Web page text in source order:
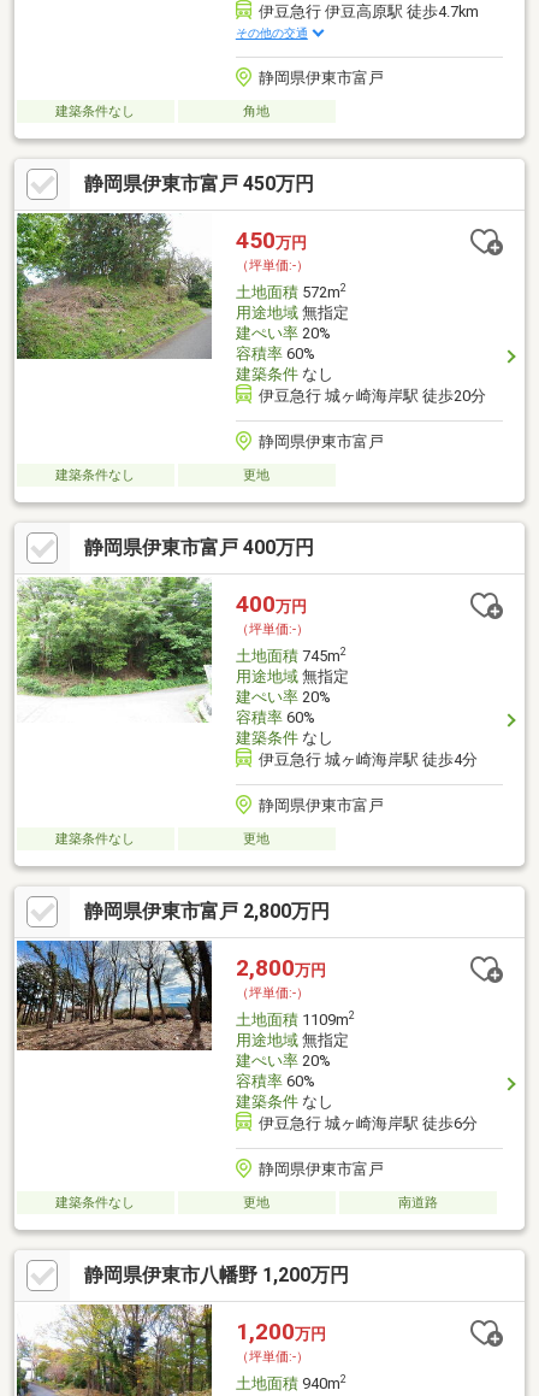
伊豆急行 伊豆高原駅 徒歩4.7km
その他の交通
静岡県伊東市富戸
建築条件なし 角地
静岡県伊東市富戸 450万円
450万円
（坪単価:-）
土地面積572m2
用途地域無指定
建ぺい率20%
容積率60%
建築条件なし
伊豆急行 城ヶ崎海岸駅 徒歩20分
静岡県伊東市富戸
建築条件なし 更地
静岡県伊東市富戸 400万円
400万円
（坪単価:-）
土地面積745m2
用途地域無指定
建ぺい率20%
容積率60%
建築条件なし
伊豆急行 城ヶ崎海岸駅 徒歩4分
静岡県伊東市富戸
建築条件なし 更地
静岡県伊東市富戸 2,800万円
2,800万円
（坪単価:-）
土地面積1109m2
用途地域無指定
建ぺい率20%
容積率60%
建築条件なし
伊豆急行 城ヶ崎海岸駅 徒歩6分
静岡県伊東市富戸
建築条件なし 更地 南道路
静岡県伊東市八幡野 1,200万円
1,200万円
（坪単価:-）
土地面積940m2